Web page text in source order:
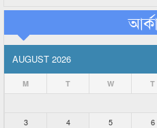
AUGUST 2026
M T W T
3
4 5 6